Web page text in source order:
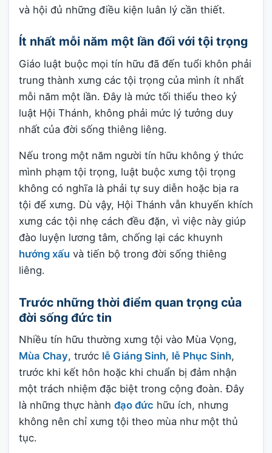
và hội đủ những điều kiện luân lý cần thiết.
Ít nhất mỗi năm một lần đối với tội trọng
Giáo luật buộc mọi tín hữu đã đến tuổi khôn phải
trung thành xưng các tội trọng của mình ít nhất
mỗi năm một lần. Đây là mức tối thiểu theo kỷ
luật Hội Thánh, không phải mức lý tưởng duy
nhất của đời sống thiêng liêng.
Nếu trong một năm người tín hữu không ý thức
mình phạm tội trọng, luật buộc xưng tội trọng
không có nghĩa là phải tự suy diễn hoặc bịa ra
tội để xưng. Dù vậy, Hội Thánh vẫn khuyến khích
xưng các tội nhẹ cách đều đặn, vì việc này giúp
đào luyện lương tâm, chống lại các khuynh
hướng xấu và tiến bộ trong đời sống thiêng
liêng.
Trước những thời điểm quan trọng của
đời sống đức tin
Nhiều tín hữu thường xưng tội vào Mùa Vọng,
Mùa Chay, trước lễ Giáng Sinh, lễ Phục Sinh,
trước khi kết hôn hoặc khi chuẩn bị đảm nhận
một trách nhiệm đặc biệt trong cộng đoàn. Đây
là những thực hành đạo đức hữu ích, nhưng
không nên chỉ xưng tội theo mùa như một thủ
tục.